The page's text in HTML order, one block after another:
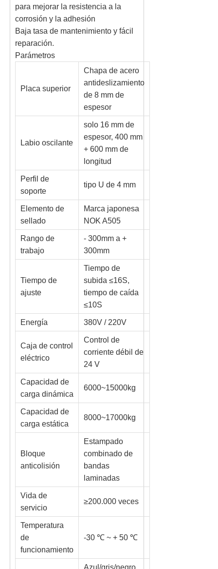
para mejorar la resistencia a la
corrosión y la adhesión
Baja tasa de mantenimiento y fácil
reparación.
Parámetros
Placa superior
Chapa de acero
antideslizamiento
de 8 mm de
espesor
Labio oscilante
solo 16 mm de
espesor, 400 mm
+ 600 mm de
longitud
Perfil de
soporte
tipo U de 4 mm
Elemento de
sellado
Marca japonesa
NOK A505
Rango de
trabajo
- 300mm a +
300mm
Tiempo de
ajuste
Tiempo de
subida ≤16S,
tiempo de caída
≤10S
Energía 380V / 220V
Caja de control
eléctrico
Control de
corriente débil de
24 V
Capacidad de
carga dinámica
6000~15000kg
Capacidad de
carga estática
8000~17000kg
Bloque
anticolisión
Estampado
combinado de
bandas
laminadas
Vida de
servicio
≥200.000 veces
Temperatura
de
funcionamiento
-30 ℃ ~ + 50 ℃
Azul/gris/negro,